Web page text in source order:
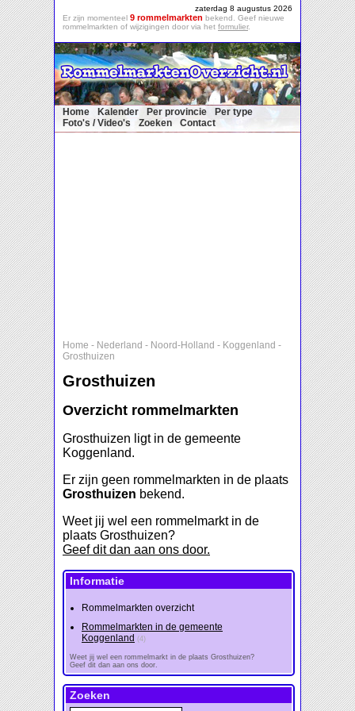
zaterdag 8 augustus 2026
Er zijn momenteel 9 rommelmarkten bekend. Geef nieuwe
rommelmarkten of wijzigingen door via het formulier.
Home Kalender Per provincie
Per type
Foto's / Video's
Zoeken Contact
Home - Nederland - Noord-Holland - Koggenland -
Grosthuizen
Grosthuizen
Overzicht rommelmarkten
Grosthuizen ligt in de gemeente
Koggenland.
Er zijn geen rommelmarkten in de plaats
Grosthuizen bekend.
Weet jij wel een rommelmarkt in de
plaats Grosthuizen?
Geef dit dan aan ons door.
Informatie
Rommelmarkten overzicht
Rommelmarkten in de gemeente
Koggenland (4)
Weet jij wel een rommelmarkt in de plaats Grosthuizen?
Geef dit dan aan ons door.
Zoeken